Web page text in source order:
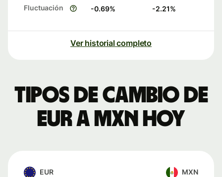
Fluctuación -0.69% -2.21%
Ver historial completo
Tipos de cambio de
EUR a MXN hoy
EUR MXN